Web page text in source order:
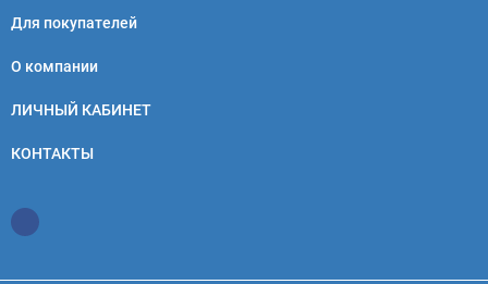
Для покупателей
О компании
ЛИЧНЫЙ КАБИНЕТ
КОНТАКТЫ